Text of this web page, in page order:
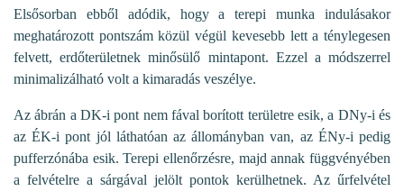
Elsősorban ebből adódik, hogy a terepi munka indulásakor
meghatározott pontszám közül végül kevesebb lett a ténylegesen
felvett, erdőterületnek minősülő mintapont. Ezzel a módszerrel
minimalizálható volt a kimaradás veszélye.
Az ábrán a DK-i pont nem fával borított területre esik, a DNy-i és
az ÉK-i pont jól láthatóan az állományban van, az ÉNy-i pedig
pufferzónába esik. Terepi ellenőrzésre, majd annak függvényében
a felvételre a sárgával jelölt pontok kerülhetnek. Az űrfelvétel